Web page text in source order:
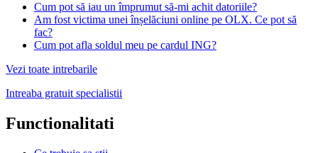
Cum pot să iau un împrumut să-mi achit datoriile?
Am fost victima unei înșelăciuni online pe OLX. Ce pot să
fac?
Cum pot afla soldul meu pe cardul ING?
Vezi toate intrebarile
Intreaba gratuit specialistii
Functionalitati